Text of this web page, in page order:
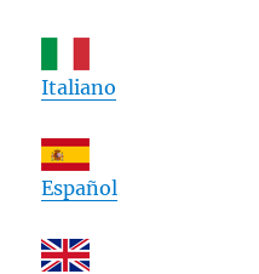
Italiano
Español